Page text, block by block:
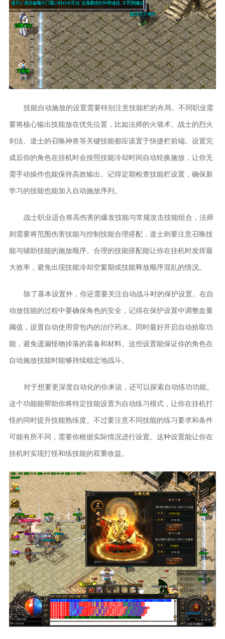
技能自动施放的设置需要特别注意技能栏的布局。不同职业需
要将核心输出技能放在优先位置，比如法师的火墙术、战士的烈火
剑法、道士的召唤神兽等关键技能都应该置于快捷栏前端。设置完
成后你的角色在挂机时会按照技能冷却时间自动轮换施放，让你无
需手动操作也能保持高效输出。记得定期检查技能栏设置，确保新
学习的技能也能加入自动施放序列。
战士职业适合将高伤害的爆发技能与常规攻击技能组合，法师
则需要将范围伤害技能与控制技能合理搭配，道士则要注意召唤技
能与辅助技能的施放顺序。合理的技能搭配能让你在挂机时发挥最
大效率，避免出现技能冷却空窗期或技能释放顺序混乱的情况。
除了基本设置外，你还需要关注自动战斗时的保护设置。在自
动放技能的过程中要确保角色的安全，记得在保护设置中调整血量
阈值，设置自动使用背包内的治疗药水。同时最好开启自动拾取功
能，避免遗漏怪物掉落的装备和材料。这些设置能保证你的角色在
自动施放技能时能够持续稳定地战斗。
对于想要更深度自动化的你来说，还可以探索自动练功功能。
这个功能能帮助你将特定技能设置为自动练习模式，让你在挂机打
怪的同时提升技能熟练度。不过要注意不同技能的练习要求和条件
可能有所不同，需要你根据实际情况进行设置。这种设置能让你在
挂机时实现打怪和练技能的双重收益。